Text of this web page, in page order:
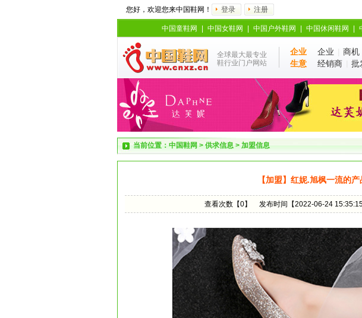
您好，欢迎您来中国鞋网！ 登录 注册
中国童鞋网 中国女鞋网 中国户外鞋网 中国休闲鞋网
全球最大最专业
鞋行业门户网站
企业
生意
企业 商机
经销商
批
当前位置： 中国鞋网 > 供求信息 > 加盟信息
【加盟】红妮.旭枫一流的
查看次数【0】 发布时间【2022-06-24 15:35:15